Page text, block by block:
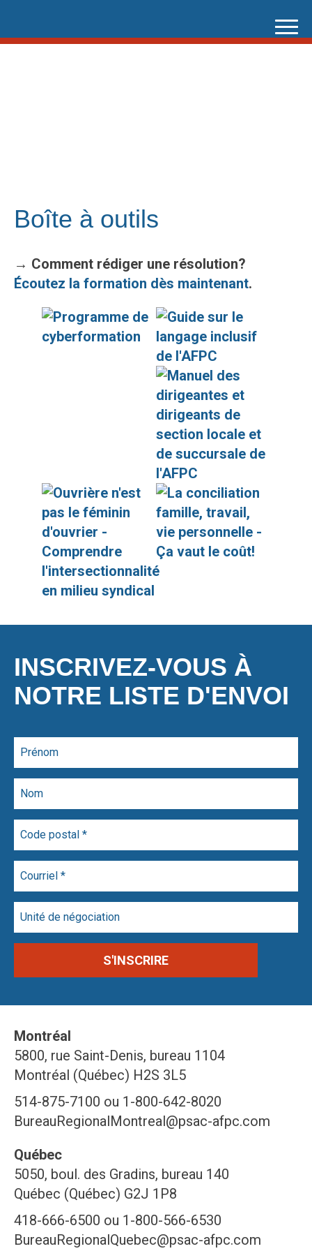
content
Boîte à outils
→ Comment rédiger une résolution?
Écoutez la formation dès maintenant.
INSCRIVEZ-VOUS À
NOTRE LISTE D'ENVOI
Montréal
5800, rue Saint-Denis, bureau 1104
Montréal (Québec) H2S 3L5
514-875-7100 ou 1-800-642-8020
BureauRegionalMontreal@psac-afpc.com
Québec
5050, boul. des Gradins, bureau 140
Québec (Québec) G2J 1P8
418-666-6500 ou 1-800-566-6530
BureauRegionalQuebec@psac-afpc.com